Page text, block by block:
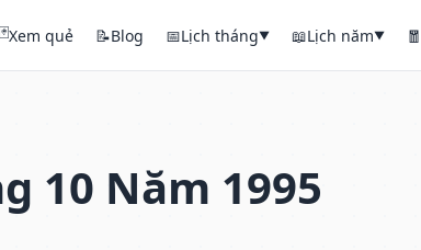
🃏Xem quẻ 📝Blog 📅Lịch tháng▼ 📖Lịch năm▼ 🧧
10 Năm 1995